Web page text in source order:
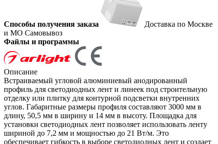
Способы получения заказа
Доставка по Москве
и МО Самовывоз
Файлы и программы
Описание
Встраиваемый угловой алюминиевый анодированный
профиль для светодиодных лент и линеек под строительную
отделку или плитку для контурной подсветки внутренних
углов. Габаритные размеры профиля составляют 3000 мм в
длину, 50,5 мм в ширину и 14 мм в высоту. Площадка для
установки светодиодных лент позволяет использовать ленту
шириной до 7,2 мм и мощностью до 21 Вт/м. Это
обеспечивает гибкость в выборе светодиодных лент и создает